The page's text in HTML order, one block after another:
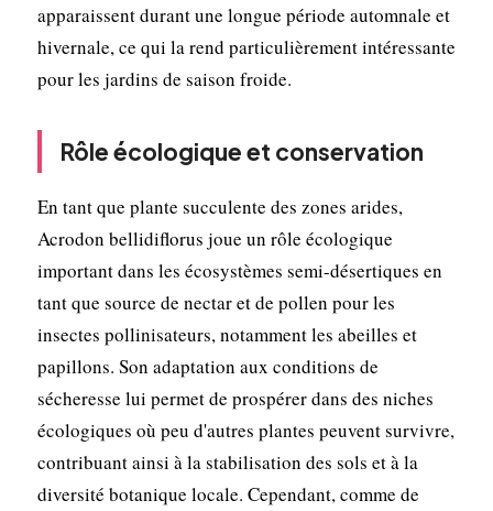
apparaissent durant une longue période automnale et
hivernale, ce qui la rend particulièrement intéressante
pour les jardins de saison froide.
Rôle écologique et conservation
En tant que plante succulente des zones arides,
Acrodon bellidiflorus joue un rôle écologique
important dans les écosystèmes semi-désertiques en
tant que source de nectar et de pollen pour les
insectes pollinisateurs, notamment les abeilles et
papillons. Son adaptation aux conditions de
sécheresse lui permet de prospérer dans des niches
écologiques où peu d'autres plantes peuvent survivre,
contribuant ainsi à la stabilisation des sols et à la
diversité botanique locale. Cependant, comme de